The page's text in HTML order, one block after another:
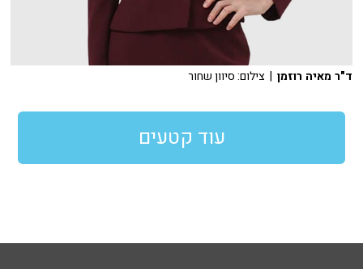
ד"ר מאיה רוזמן | צילום: סיוון שחור
עוד קטעים